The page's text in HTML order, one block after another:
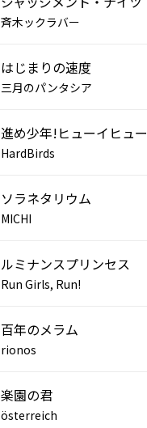
斉木ックラバー
はじまりの速度
三月のパンタシア
進め少年!ヒューイヒュー
HardBirds
ソラネタリウム
MICHI
ルミナンスプリンセス
Run Girls, Run!
百年のメラム
rionos
楽園の君
österreich